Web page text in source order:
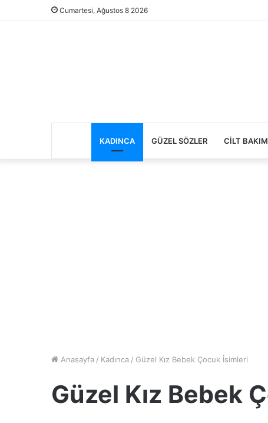
Cumartesi, Ağustos 8 2026
KADINCA GÜZEL SÖZLER CILT
Anasayfa / Kadınca / Güzel Kız Bebek Çocuk İsimleri
Güzel Kız Bebek